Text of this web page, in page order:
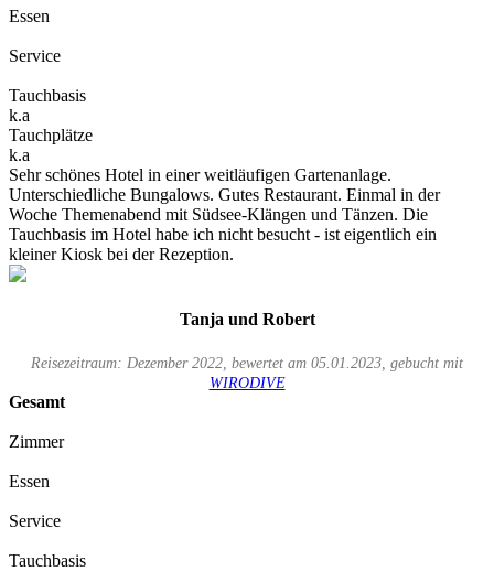
Essen
Service
Tauchbasis
k.a
Tauchplätze
k.a
Sehr schönes Hotel in einer weitläufigen Gartenanlage.
Unterschiedliche Bungalows. Gutes Restaurant. Einmal in der
Woche Themenabend mit Südsee-Klängen und Tänzen. Die
Tauchbasis im Hotel habe ich nicht besucht - ist eigentlich ein
kleiner Kiosk bei der Rezeption.
Tanja und Robert
Reisezeitraum: Dezember 2022, bewertet am 05.01.2023, gebucht mit
WIRODIVE
Gesamt
Zimmer
Essen
Service
Tauchbasis